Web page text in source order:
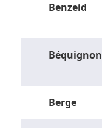
Benzeid
Béquignon
Berge